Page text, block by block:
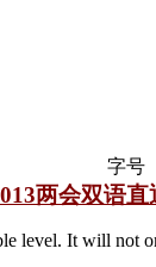
字号
两会双语直
level. It will not